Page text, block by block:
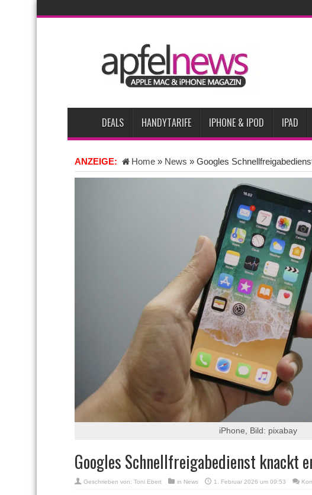
Bericht: iPad-Lieferungen im 2. Quartal 2026 um 7,5 Prozent gesunken
Vom iPad-Design zum eigenen T-Shirt: Checkliste für Apple-Kreative
iPadOS 27 spendiert iPad zwei neue Funktionen
DEALS HANDYTARIFE IPHONE & IPOD IPAD
ANZEIGE: Home » News » Googles
iPhone, Bild: pixabay
Googles Schnellfreigabedienst knackt
Geschrieben von: Toni Ebert in News 1. Februar 2026 um 09:53